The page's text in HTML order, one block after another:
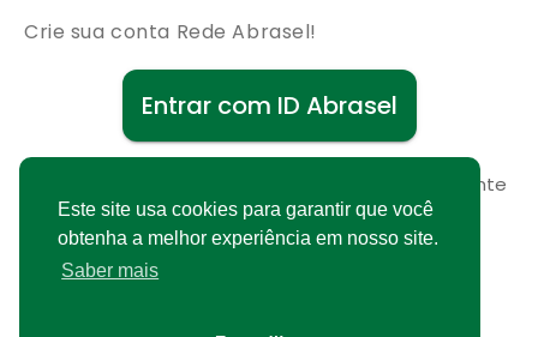
Este site usa cookies para garantir que você
obtenha a melhor experiência em nosso site.
Saber mais
Crie sua conta Rede Abrasel!
Entrar com ID Abrasel
Cadastre-se gratuitamente